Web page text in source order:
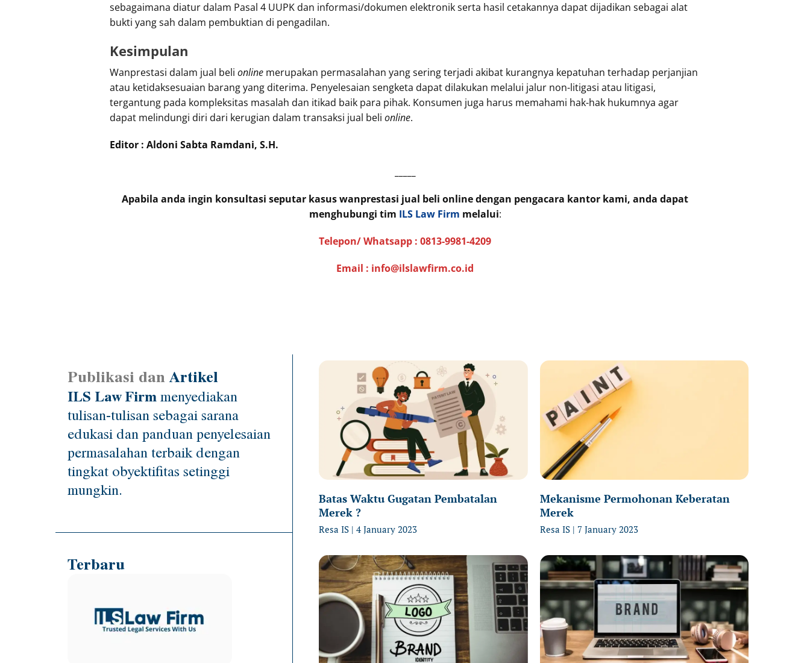
sebagaimana diatur dalam Pasal 4 UUPK dan informasi/dokumen elektronik serta hasil cetakannya dapat dijadikan sebagai alat
bukti yang sah dalam pembuktian di pengadilan.
Kesimpulan
Wanprestasi dalam jual beli online merupakan permasalahan yang sering terjadi akibat kurangnya kepatuhan terhadap perjanjian
atau ketidaksesuaian barang yang diterima. Penyelesaian sengketa dapat dilakukan melalui jalur non-litigasi atau litigasi,
tergantung pada kompleksitas masalah dan itikad baik para pihak. Konsumen juga harus memahami hak-hak hukumnya agar
dapat melindungi diri dari kerugian dalam transaksi jual beli online.
Editor : Aldoni Sabta Ramdani, S.H.
Apabila anda ingin konsultasi seputar kasus wanprestasi jual beli online dengan pengacara kantor kami, anda dapat
menghubungi tim ILS Law Firm melalui:
Telepon/ Whatsapp : 0813-9981-4209
Email : info@ilslawfirm.co.id
Publikasi danArtikel
ILS Law Firmmenyediakan
tulisan-tulisan sebagai sarana
edukasi dan panduan penyelesaian
permasalahan terbaik dengan
tingkat obyektifitas setinggi
mungkin.
Terbaru
Batas Waktu Gugatan Pembatalan
Merek ?
Resa IS 4 January 2023
Mekanisme Permohonan Keberatan
Merek
Resa IS 7 January 2023
Page Page